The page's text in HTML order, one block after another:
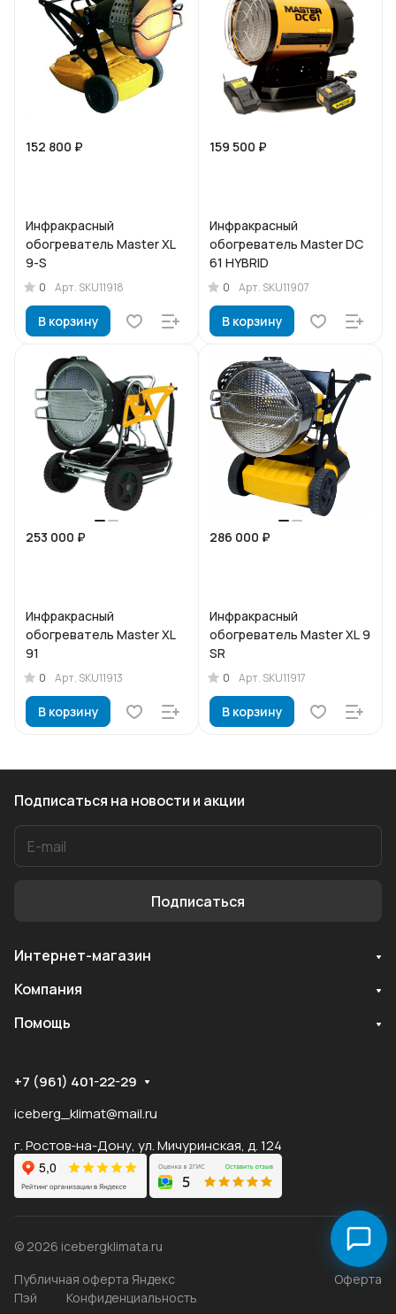
152 800 ₽
Инфракрасный
обогреватель Master XL
9-S
0 Арт. SKU11918
В корзину
159 500 ₽
Инфракрасный
обогреватель Master DC
61 HYBRID
0 Арт. SKU11907
В корзину
253 000 ₽
Инфракрасный
обогреватель Master XL
91
0 Арт. SKU11913
В корзину
286 000 ₽
Инфракрасный
обогреватель Master XL 9
SR
0 Арт. SKU11917
В корзину
Подписаться на новости и акции
Подписаться
Интернет-магазин
Компания
Помощь
+7 (961) 401-22-29
iceberg_klimat@mail.ru
г. Ростов-на-Дону, ул. Мичуринская, д. 124
© 2026 icebergklimata.ru
Публичная оферта Яндекс
Пэй
Конфиденциальность
Оферта